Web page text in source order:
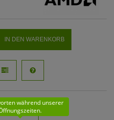
IN DEN WARENKORB
- 12 Werktage
während unserer